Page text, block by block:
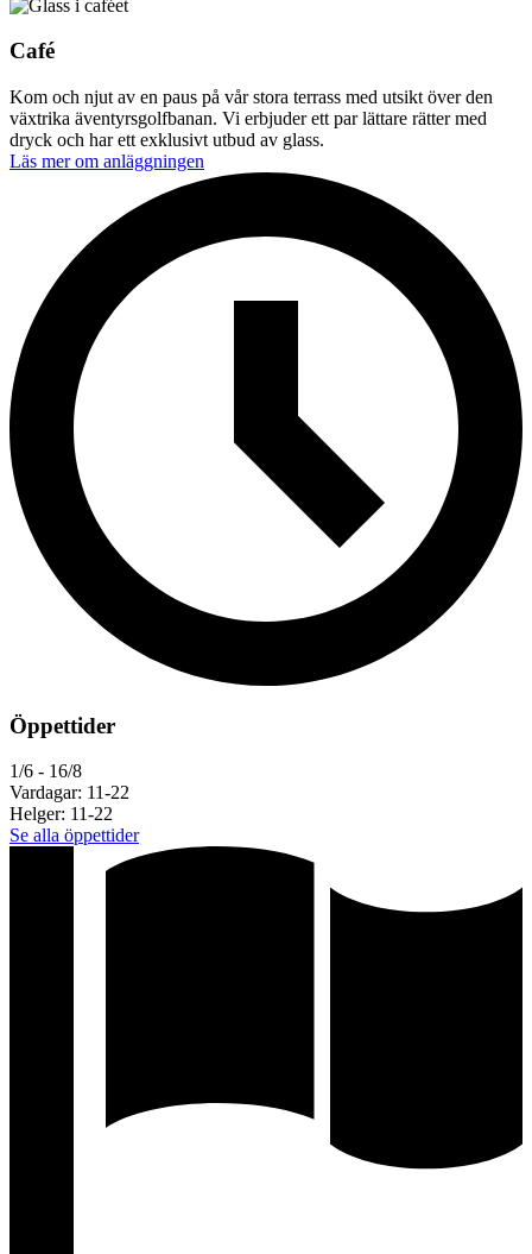
Café
Kom och njut av en paus på vår stora terrass med utsikt över den
växtrika äventyrsgolfbanan. Vi erbjuder ett par lättare rätter med
dryck och har ett exklusivt utbud av glass.
Läs mer om anläggningen
Öppettider
1/6 - 16/8
Vardagar: 11-22
Helger: 11-22
Se alla öppettider